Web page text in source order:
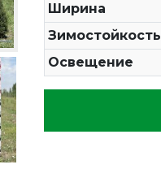
Ширина
Зимостойкость
Освещение